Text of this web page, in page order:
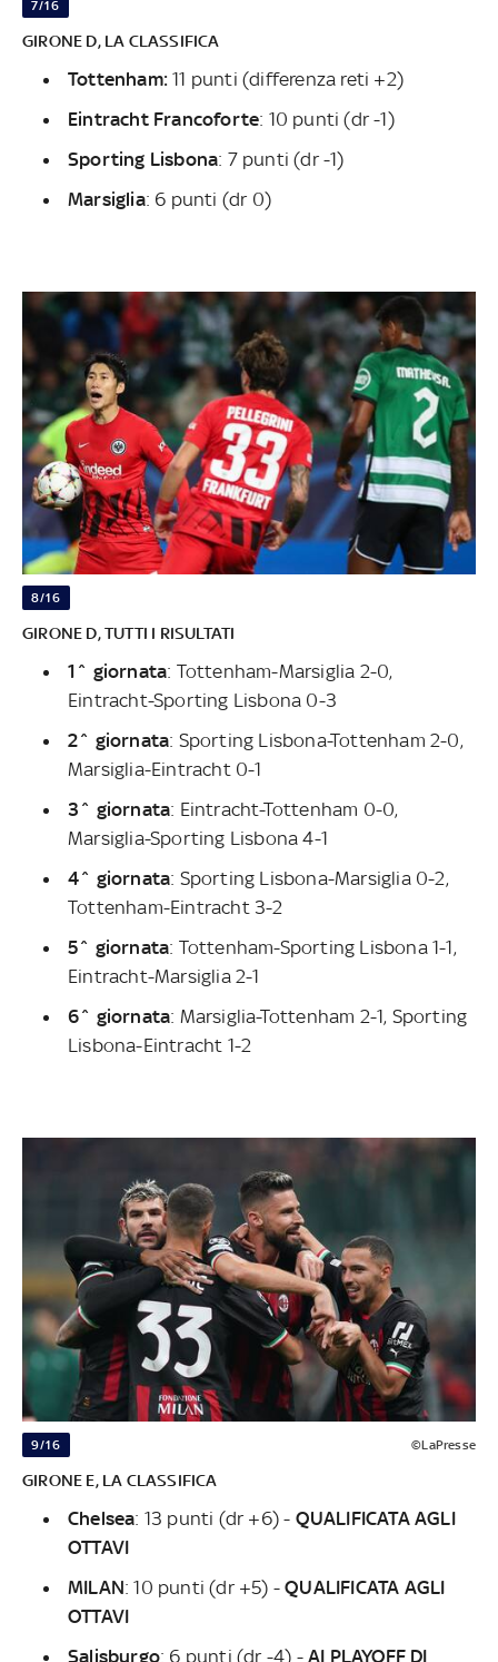
7/16
GIRONE D, LA CLASSIFICA
Tottenham:11 punti (differenza reti +2)
Eintracht Francoforte: 10 punti (dr -1)
Sporting Lisbona: 7 punti (dr -1)
Marsiglia: 6 punti (dr 0)
8/16
GIRONE D, TUTTI I RISULTATI
1^ giornata: Tottenham-Marsiglia 2-0,
Eintracht-Sporting Lisbona 0-3
2^ giornata: Sporting Lisbona-Tottenham 2-0,
Marsiglia-Eintracht 0-1
3^ giornata: Eintracht-Tottenham 0-0,
Marsiglia-Sporting Lisbona 4-1
4^ giornata: Sporting Lisbona-Marsiglia 0-2,
Tottenham-Eintracht 3-2
5^ giornata: Tottenham-Sporting Lisbona 1-1,
Eintracht-Marsiglia 2-1
6^ giornata: Marsiglia-Tottenham 2-1, Sporting
Lisbona-Eintracht 1-2
9/16 ©LaPresse
GIRONE E, LA CLASSIFICA
Chelsea: 13 punti (dr +6) - QUALIFICATA AGLI
OTTAVI
MILAN: 10 punti (dr +5) -QUALIFICATA AGLI
OTTAVI
Salisburgo: 6 punti (dr -4) - AI PLAYOFF DI